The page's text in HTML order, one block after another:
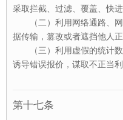
采取拦截、过滤、覆盖、快进
（二）利用网络通路、网
据传输，篡改或者遮挡他人
（三）利用虚假的统计数
诱导错误报价，谋取不正当
第十七条